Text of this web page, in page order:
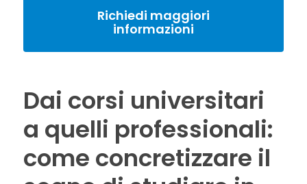
Richiedi maggiori
informazioni
Dai corsi universitari
a quelli professionali:
come concretizzare il